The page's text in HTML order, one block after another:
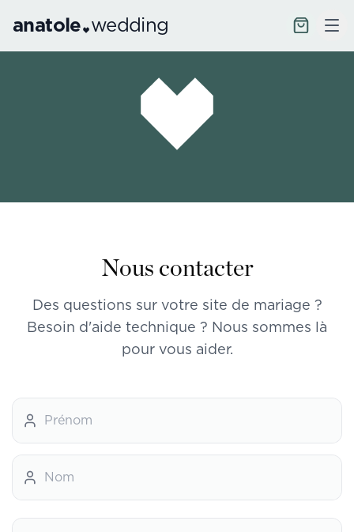
anatole wedding
Nous contacter
Des questions sur votre site de mariage ?
Besoin d'aide technique ? Nous sommes là
pour vous aider.
Prénom
Nom